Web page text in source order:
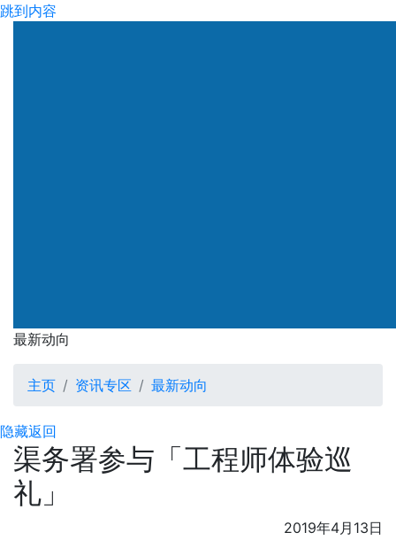
跳到内容
最新动向
最新动向
主页 资讯专区 最新动向
隐藏返回
渠务署参与「工程师体验巡
礼」
2019年4月13日